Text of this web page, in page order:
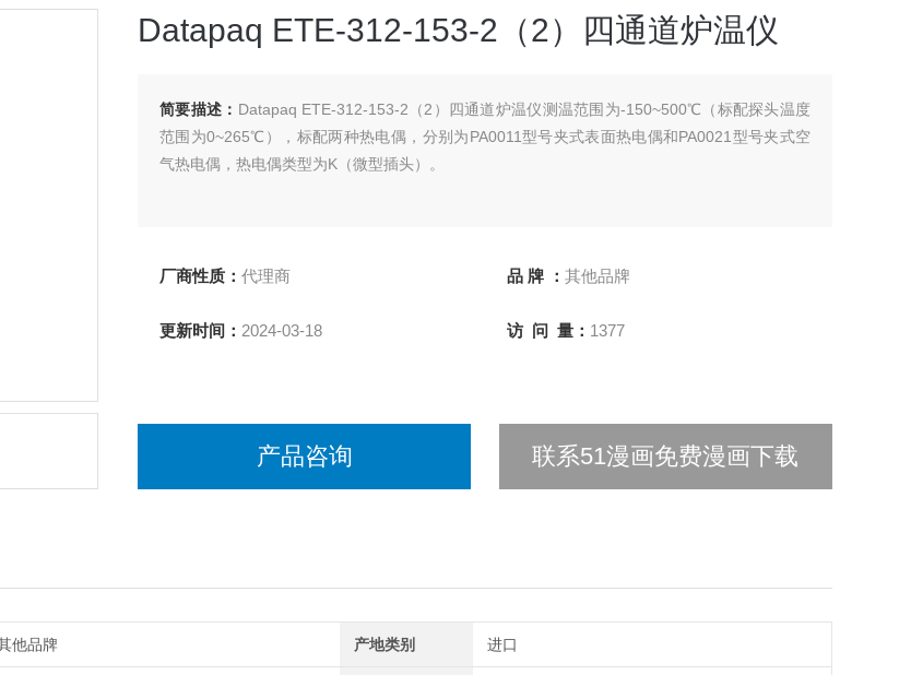
Datapaq ETE-312-153-2（2）四通道炉温仪
简要描述： Datapaq ETE-312-153-2（2）四通道炉温仪测温范围为-150~500℃（标配探头温度
范围为0~265℃），标配两种热电偶，分别为PA0011型号夹式表面热电偶和PA0021型号夹式空
气热电偶，热电偶类型为K（微型插头）。
厂商性质： 代理商 品 牌 ： 其他品牌
更新时间： 2024-03-18 访 问 量： 1377
产品咨询 联系51漫画免费漫画下载
他品牌 产地类别 进口